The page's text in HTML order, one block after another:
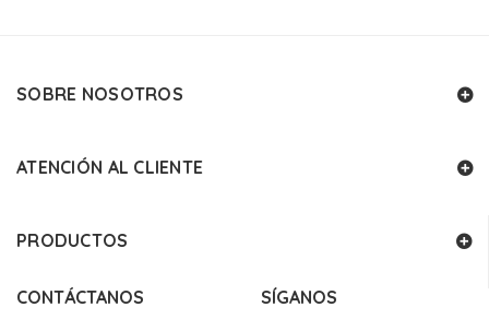
SOBRE NOSOTROS
ATENCIÓN AL CLIENTE
PRODUCTOS
CONTÁCTANOS SÍGANOS